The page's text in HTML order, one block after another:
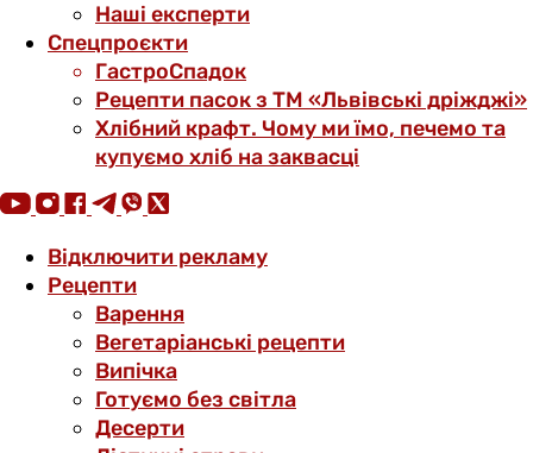
Наші експерти
Спецпроєкти
ГастроСпадок
Рецепти пасок з ТМ «Львівські дріжджі»
Хлібний крафт. Чому ми їмо, печемо та
купуємо хліб на заквасці
Відключити рекламу
Рецепти
Варення
Вегетаріанські рецепти
Випічка
Готуємо без світла
Десерти